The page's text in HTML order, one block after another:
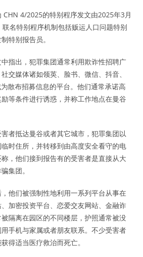
CHN 4/2025的特别程序发文由2025年3月
名特别程序机制包括贩运人口问题特别
特别报告员。
指出，犯罪集团通常利用欺诈性招聘广
交媒体诸如领英、脸书、微信、抖音、
散布招募信息的平台。他们通常承诺高
等条件进行诱惑，并称工作地点在曼谷
者抵达曼谷或者其它城市，犯罪集团以
时住所，并转移到由高度安全看守的电
，他们接到报告有的受害者是直接从大
集团。
他们被强制性地利用一系列平台从事在
加密投资平台、恋爱交友网站、金融诈
隔离在园区的不同楼层，护照通常被没
手机与家属或者朋友联系。不少受害者
得适当医疗救治而死亡。